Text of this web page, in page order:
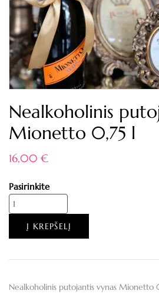
Nealkoholinis
Mionetto 0,75 l
16,00 €
Pasirinkite
Į KREPŠELĮ
Nealkoholinis putojantis vynas Mionetto